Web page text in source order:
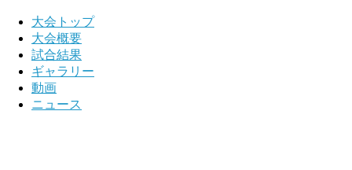
大会トップ
大会概要
試合結果
ギャラリー
動画
ニュース